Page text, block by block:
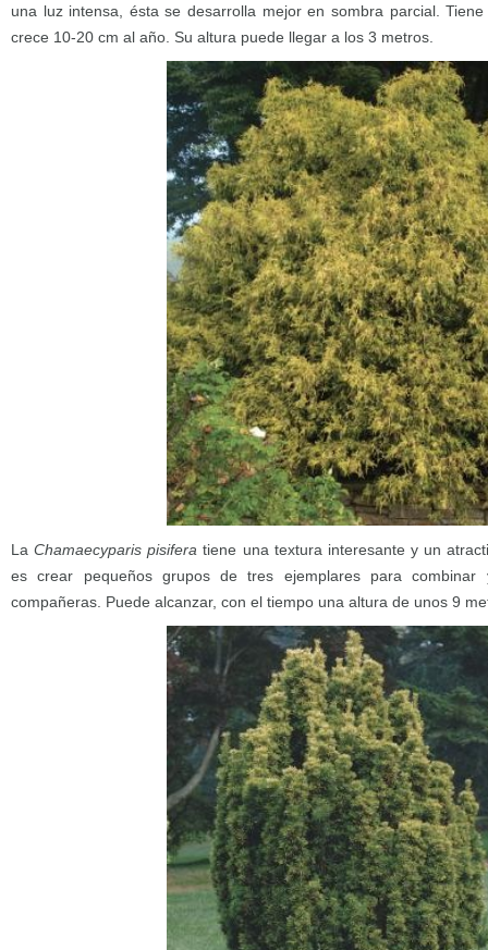
una luz intensa, ésta se desarrolla mejor en sombra parcial.
crece 10-20 cm al año. Su altura puede llegar a los 3 metros.
LaChamaecyparis pisiferatiene una textura interesante y un
es crear pequeños grupos de tres ejemplares para
compañeras. Puede alcanzar, con el tiempo una altura de unos 9